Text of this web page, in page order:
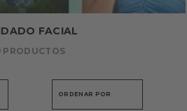
FACIAL
PRODUCTOS
ORDENAR POR